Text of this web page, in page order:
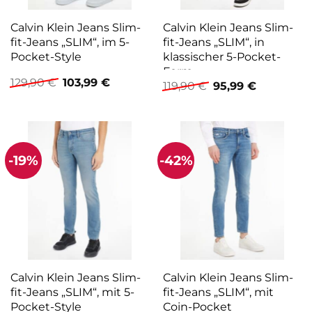
Calvin Klein Jeans Slim-
fit-Jeans „SLIM“, im 5-
Pocket-Style
129,90€ Ursprünglicher
Preis
103,99 €Aktueller
Calvin Klein Jeans Slim-
fit-Jeans „SLIM“, in
klassischer 5-Pocket-
Form
119,90€ Ursprünglicher
Preis
119,90 €
95,99 €Aktueller
-19%
Calvin Klein Jeans Slim-
fit-Jeans „SLIM“, mit 5-
Pocket-Style
-42%
Calvin Klein Jeans Slim-
fit-Jeans „SLIM“, mit
Coin-Pocket